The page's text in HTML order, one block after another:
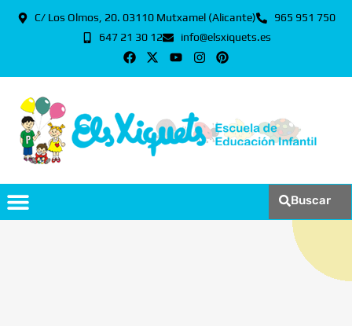
C/ Los Olmos, 20. 03110 Mutxamel (Alicante)
965 951 750
647 21 30 12
info@elsxiquets.es
Buscar